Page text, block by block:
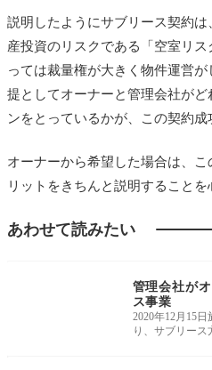
説明したようにサブリース契約
産投資のリスクである「空室リ
っては裁量権が大きく物件運営
提としてオーナーと管理会社が
ンをとっているかが、この契約成
オーナーから希望した場合は、
リットをきちんと説明することを
あわせて読みたい
管理会社が
ス事業
2020年12月15
り、サブリース